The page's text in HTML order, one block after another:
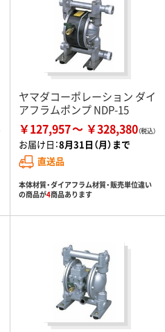
ヤマダコーポレーション ダイ
アフラムポンプ NDP-15
￥127,957 ￥328,380
お届け日：8月31日（月）まで
直送品
本体材質・ダイアフラム材質・販売単位違い
の商品が4商品あります